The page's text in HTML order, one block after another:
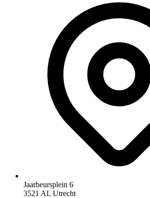
Jaarbeursplein 6
3521 AL Utrecht